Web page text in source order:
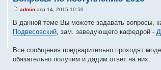
admin апр 14, 2015 10:50
В данной теме Вы можете задавать вопросы,
Подвесовский, зам. заведующего кафедрой -
Все сообщения предварительно проходят
обязательно получим и дадим ответ на них.